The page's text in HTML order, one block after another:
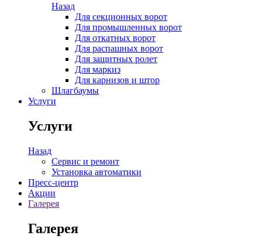
Назад
Для секционных ворот
Для промышленных ворот
Для откатных ворот
Для распашных ворот
Для защитных ролет
Для маркиз
Для карнизов и штор
Шлагбаумы
Услуги
Услуги
Назад
Сервис и ремонт
Установка автоматики
Пресс-центр
Акции
Галерея
Галерея